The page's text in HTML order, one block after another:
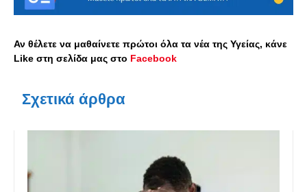
Αν θέλετε να μαθαίνετε πρώτοι όλα τα νέα της Υγείας, κάνε
Like στη σελίδα μας στο Facebook
Σχετικά άρθρα